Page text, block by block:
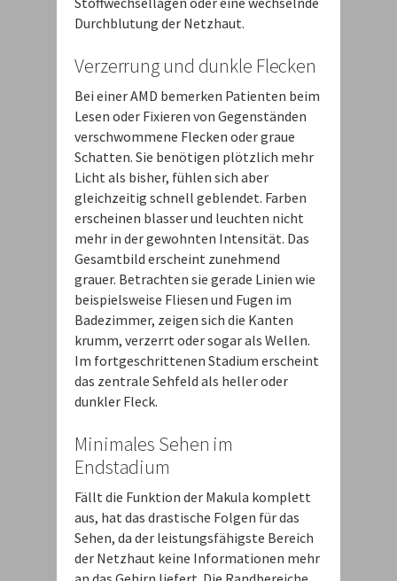
Durchblutung der Netzhaut.
Verzerrung und dunkle Flecken
Bei einer AMD bemerken Patienten beim
Lesen oder Fixieren von Gegenständen
verschwommene Flecken oder graue
Schatten. Sie benötigen plötzlich mehr
Licht als bisher, fühlen sich aber
gleichzeitig schnell geblendet. Farben
erscheinen blasser und leuchten nicht
mehr in der gewohnten Intensität. Das
Gesamtbild erscheint zunehmend
grauer. Betrachten sie gerade Linien wie
beispielsweise Fliesen und Fugen im
Badezimmer, zeigen sich die Kanten
krumm, verzerrt oder sogar als Wellen.
Im fortgeschrittenen Stadium erscheint
das zentrale Sehfeld als heller oder
dunkler Fleck.
Minimales Sehen im
Endstadium
Fällt die Funktion der Makula komplett
aus, hat das drastische Folgen für das
Sehen, da der leistungsfähigste Bereich
der Netzhaut keine Informationen mehr